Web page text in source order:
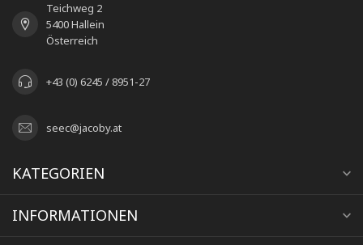
Teichweg 2
5400 Hallein
Österreich
+43 (0) 6245 / 8951-27
seec@jacoby.at
KATEGORIEN
INFORMATIONEN